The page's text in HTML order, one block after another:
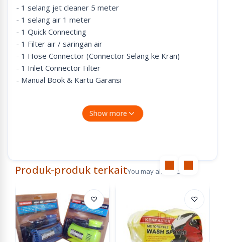
- 1 selang jet cleaner 5 meter
- 1 selang air 1 meter
- 1 Quick Connecting
- 1 Filter air / saringan air
- 1 Hose Connector (Connector Selang ke Kran)
- 1 Inlet Connector Filter
- Manual Book & Kartu Garansi
Kegunaan & Keistimewaan :
- NEW ITEM, baru Launching dari H&L.
- Bisa digunakan untuk cuci mobil, motor, AC dan lainnya.
- Daya semprot kuat dan kencang maksimal.
Show more
Produk-produk terkaitYou may also like
♡ ♡